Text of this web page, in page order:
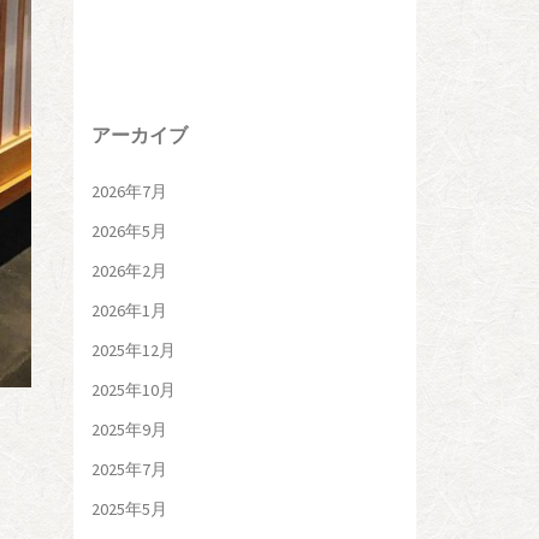
アーカイブ
2026年7月
2026年5月
2026年2月
2026年1月
2025年12月
2025年10月
2025年9月
2025年7月
2025年5月